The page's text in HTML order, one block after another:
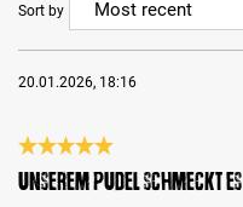
Sort by
20.01.2026, 18:16
Review with rating of 5 out
Unserem Pudel schmeckt es